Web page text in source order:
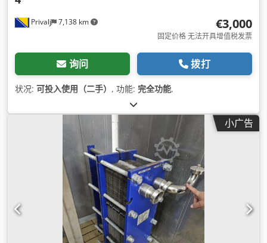
Privalj 7,138 km €3,000
固定价格 无法开具增值税发票
询问 拨打
状况: 可投入使用（二手） , 功能: 完全功能,
小广告